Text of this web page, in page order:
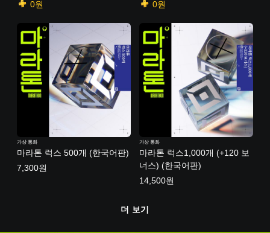
0원 0원
마라톤 럭스 500개 (한국어판)
가상 통화
7,300원
마라톤 럭스1,000개 (+120 보
너스) (한국어판)
가상 통화
14,500원
더 보기